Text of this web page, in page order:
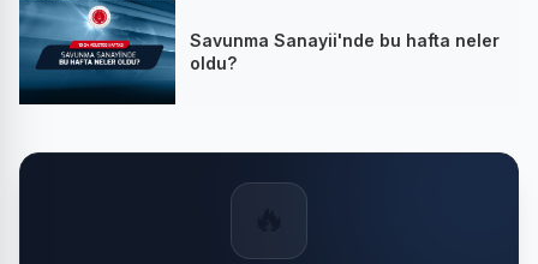
Savunma Sanayii'nde bu hafta neler
oldu?